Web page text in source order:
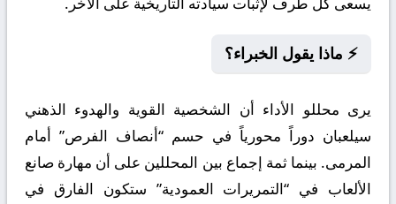
⚡ ماذا يقول الخبراء؟
يرى محللو الأداء أن الشخصية القوية والهدوء الذهني
سيلعبان دوراً محورياً في حسم “أنصاف الفرص” أمام
المرمى. بينما ثمة إجماع بين المحللين على أن مهارة صانع
الألعاب في “التمريرات العمودية” ستكون الفارق في